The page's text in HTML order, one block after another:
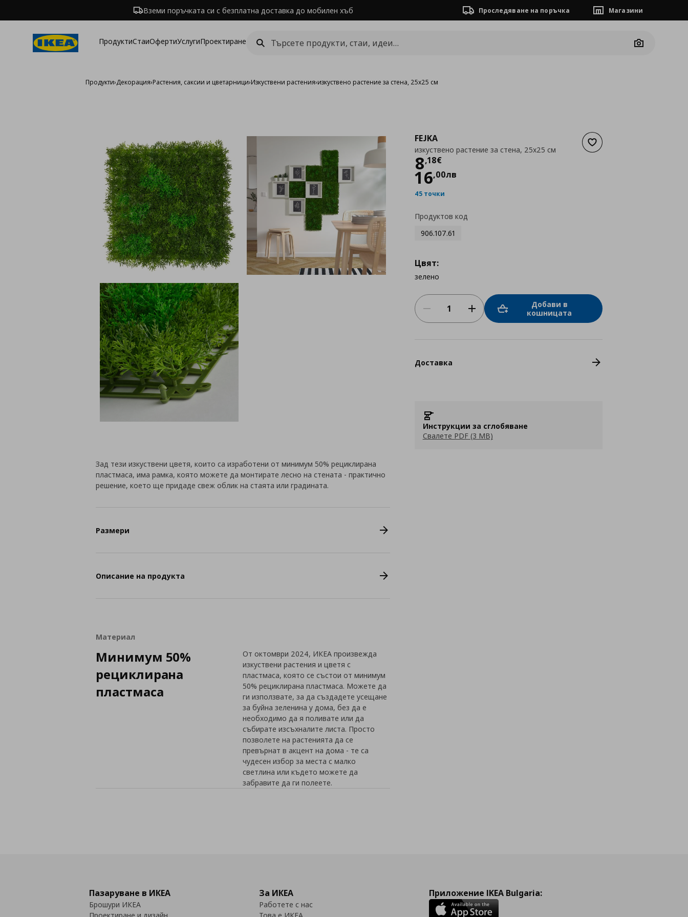
Вземи поръчката си с безплатна доставка до мобилен хъб Проследяване на поръчка Магазини
ПродуктиСтаиОфертиУслугиПроектиране
Camera
Продукти›Декорация›Растения, саксии и цветарници›Изкуствени растения›изкуствено растение за стена, 25x25 см
Добави към списъка с
FEJKA
изкуствено растение за стена, 25x25 см
8,18€
Цена
16,00лв
45 точки
Продуктов код
906.107.61
Цвят:
зелено
Добави в
кошницата
Доставка
Инструкции за сглобяване
Свалете PDF (3 MB)
Зад тези изкуствени цветя, които са изработени от минимум 50% рециклирана
пластмаса, има рамка, която можете да монтирате лесно на стената - практично
решение, което ще придаде свеж облик на стаята или градината.
Размери
Описание на продукта
Материал
Минимум 50%
рециклирана
пластмаса
От октомври 2024, ИКЕА произвежда
изкуствени растения и цветя с
пластмаса, която се състои от минимум
50% рециклирана пластмаса. Можете да
ги използвате, за да създадете усещане
за буйна зеленина у дома, без да е
необходимо да я поливате или да
събирате изсъхналите листа. Просто
позволете на растенията да се
превърнат в акцент на дома - те са
чудесен избор за места с малко
светлина или където можете да
забравите да ги полеете.
Пазаруване в ИКЕА
Брошури ИКЕА
За ИКЕА
Работете с нас
Приложение IKEA Bulgaria: